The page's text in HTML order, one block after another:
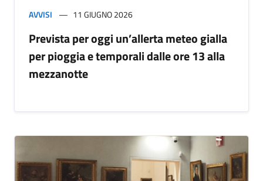
AVVISI 11 GIUGNO 2026
Prevista per oggi un’allerta meteo gialla
per pioggia e temporali dalle ore 13 alla
mezzanotte